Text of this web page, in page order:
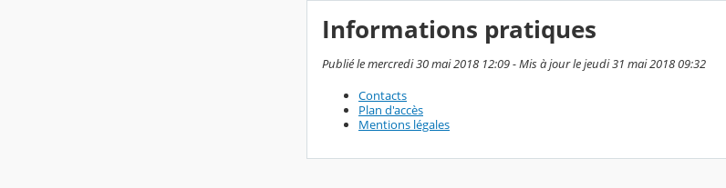
Informations pratiques
Publié le mercredi 30 mai 2018 12:09 - Mis à jour le jeudi 31 mai 2018 09:32
Contacts
Plan d'accès
Mentions légales